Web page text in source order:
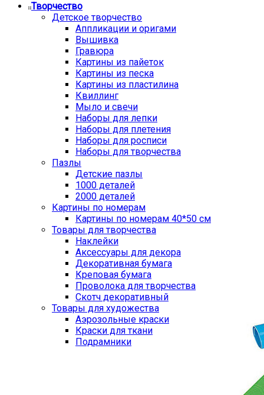
Творчество
Детское творчество
Аппликации и оригами
Вышивка
Гравюра
Картины из пайеток
Картины из песка
Картины из пластилина
Квиллинг
Мыло и свечи
Наборы для лепки
Наборы для плетения
Наборы для росписи
Наборы для творчества
Пазлы
Детские пазлы
1000 деталей
2000 деталей
Картины по номерам
Картины по номерам 40*50 см
Товары для творчества
Наклейки
Аксессуары для декора
Декоративная бумага
Креповая бумага
Проволока для творчества
Скотч декоративный
Товары для художества
Аэрозольные краски
Краски для ткани
Подрамники